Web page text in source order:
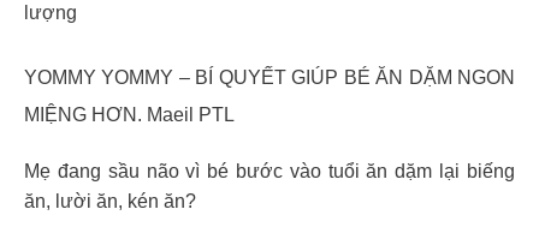
lượng
YOMMY YOMMY – BÍ QUYẾT GIÚP BÉ ĂN DẶM NGON
MIỆNG HƠN. Maeil PTL
Mẹ đang sầu não vì bé bước vào tuổi ăn dặm lại biếng
ăn, lười ăn, kén ăn?